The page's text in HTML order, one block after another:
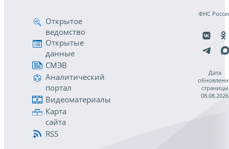
Открытое
ведомство
Открытые
данные
СМЭВ
Аналитический
портал
Видеоматериалы
Карта
сайта
RSS
ФНС
Дата
страницы
08.08.2026